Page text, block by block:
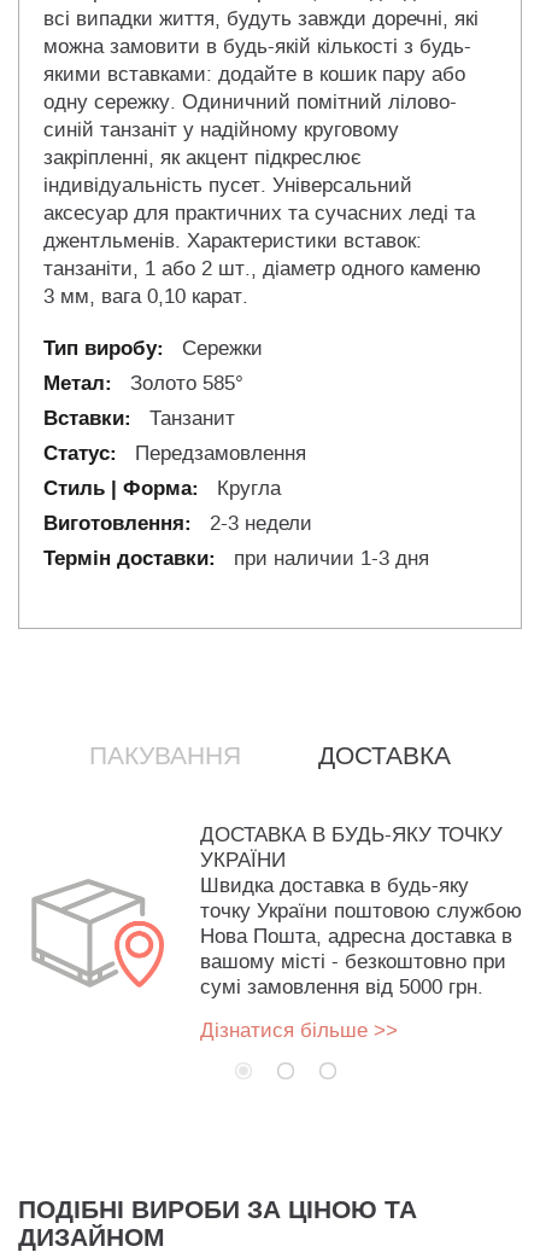
всі випадки життя, будуть завжди доречні, які
можна замовити в будь-якій кількості з будь-
якими вставками: додайте в кошик пару або
одну сережку. Одиничний помітний лілово-
синій танзаніт у надійному круговому
закріпленні, як акцент підкреслює
індивідуальність пусет. Універсальний
аксесуар для практичних та сучасних леді та
джентльменів. Характеристики вставок:
танзаніти, 1 або 2 шт., діаметр одного каменю
3 мм, вага 0,10 карат.
Сережки
Золото 585°
Танзанит
Передзамовлення
Кругла
2-3 недели
при наличии 1-3 дня
ПАКУВАННЯ ДОСТАВКА
ДОСТАВКА В БУДЬ-ЯКУ ТОЧКУ
УКРАЇНИ
Швидка доставка в будь-яку
точку України поштовою службою
Нова Пошта, адресна доставка в
вашому місті - безкоштовно при
сумі замовлення від 5000 грн.
Дізнатися більше >>
ПОДІБНІ ВИРОБИ ЗА ЦІНОЮ ТА
ДИЗАЙНОМ